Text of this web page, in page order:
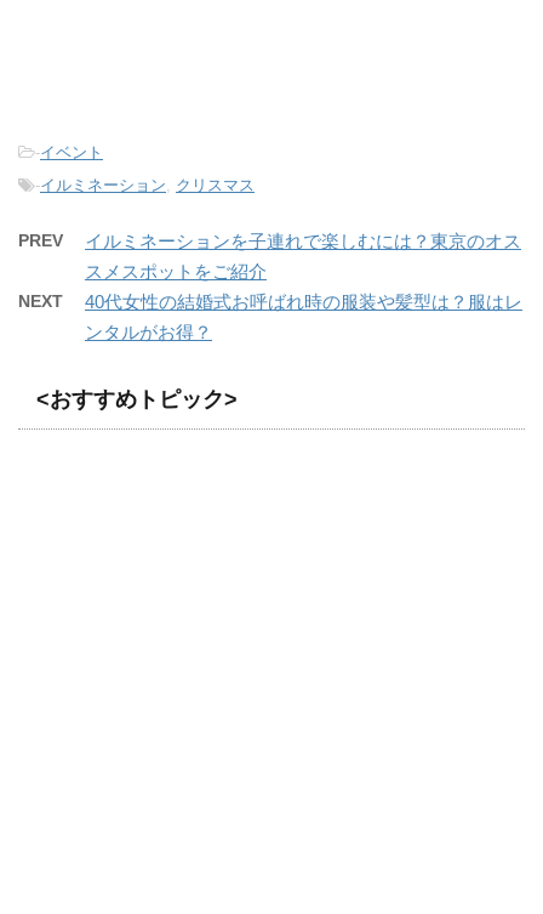
-イベント
-イルミネーション, クリスマス
PREV
イルミネーションを子連れで楽しむには？東京のオス
スメスポットをご紹介
NEXT
40代女性の結婚式お呼ばれ時の服装や髪型は？服はレ
ンタルがお得？
<おすすめトピック>